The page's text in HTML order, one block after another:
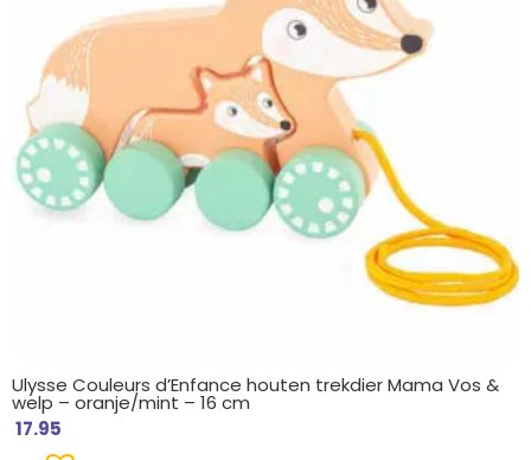
Ulysse Couleurs d’Enfance houten trekdier Mama Vos &
welp – oranje/mint – 16 cm
17.95